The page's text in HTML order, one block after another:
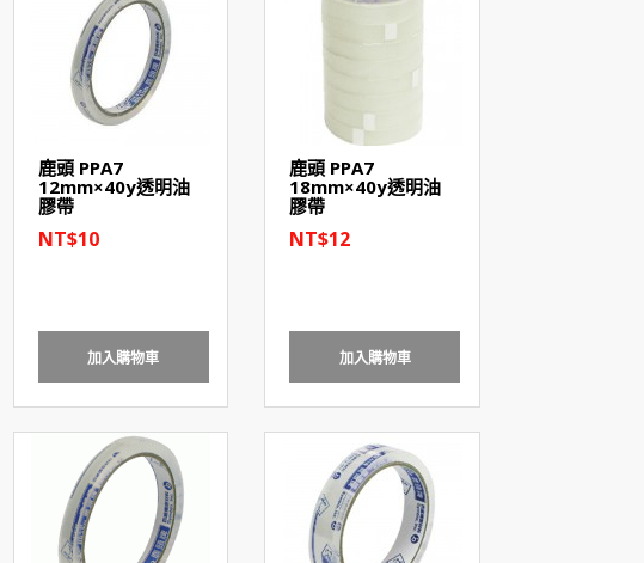
鹿頭 PPA7
12mm×40y透明油
膠帶
NT$10
加入購物車
鹿頭 PPA7
18mm×40y透明油
膠帶
NT$12
加入購物車